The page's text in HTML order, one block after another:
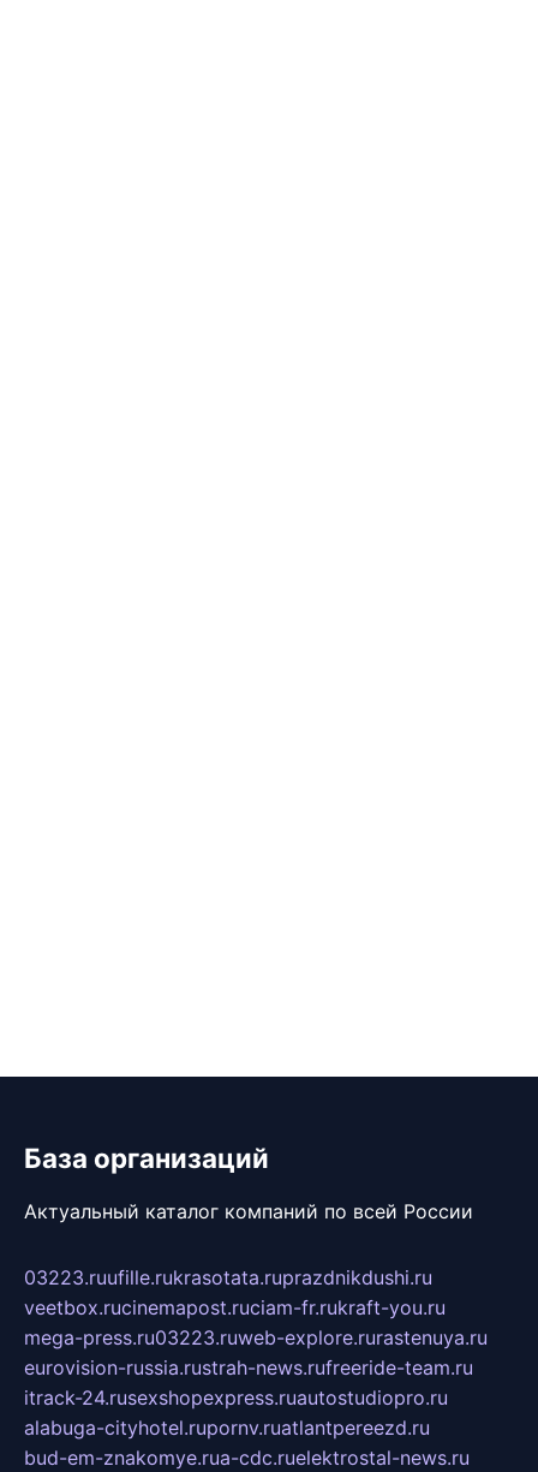
База организаций
Актуальный каталог компаний по всей России
03223.ruufille.rukrasotata.ruprazdnikdushi.ru
veetbox.rucinemapost.ruciam-fr.rukraft-you.ru
mega-press.ru03223.ruweb-explore.rurastenuya.ru
eurovision-russia.rustrah-news.rufreeride-team.ru
itrack-24.rusexshopexpress.ruautostudiopro.ru
alabuga-cityhotel.rupornv.ruatlantpereezd.ru
bud-em-znakomye.rua-cdc.ruelektrostal-news.ru